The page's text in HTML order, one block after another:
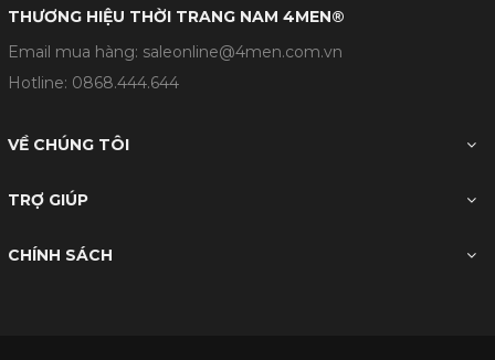
THƯƠNG HIỆU THỜI TRANG NAM 4MEN®
Email mua hàng: saleonline@4men.com.vn
Hotline: 0868.444.644
VỀ CHÚNG TÔI
TRỢ GIÚP
CHÍNH SÁCH